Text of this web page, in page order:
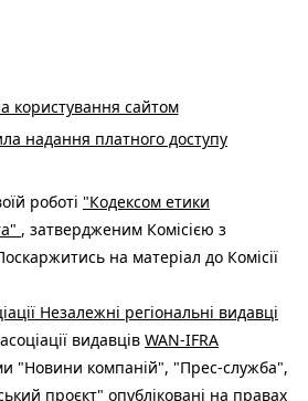
користування сайтом
надання платного доступу
роботі "Кодексом етики
, затвердженим Комісією з
на матеріал до Комісії
Незалежні регіональні видавці
видавців WAN-IFRA
"Новини компаній", "Прес-служба",
проєкт" опубліковані на правах